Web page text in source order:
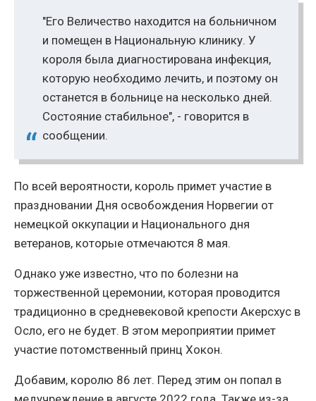
"Его Величество находится на больничном
и помещен в Национальную клинику. У
короля была диагностирована инфекция,
которую необходимо лечить, и поэтому он
останется в больнице на несколько дней.
Состояние стабильное", - говорится в
сообщении.
По всей вероятности, король примет участие в
праздновании Дня освобождения Норвегии от
немецкой оккупации и Национального дня
ветеранов, которые отмечаются 8 мая.
Однако уже известно, что по болезни на
торжественной церемонии, которая проводится
традиционно в средневековой крепости Акерсхус в
Осло, его не будет. В этом мероприятии примет
участие потомственный принц Хокон.
Добавим, королю 86 лет. Перед этим он попал в